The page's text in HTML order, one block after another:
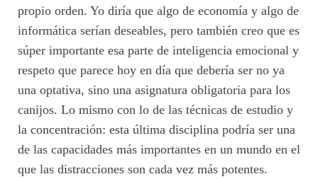
propio orden. Yo diría que algo de economía y algo de
informática serían deseables, pero también creo que es
súper importante esa parte de inteligencia emocional y
respeto que parece hoy en día que debería ser no ya
una optativa, sino una asignatura obligatoria para los
canijos. Lo mismo con lo de las técnicas de estudio y
la concentración: esta última disciplina podría ser una
de las capacidades más importantes en un mundo en el
que las distracciones son cada vez más potentes.